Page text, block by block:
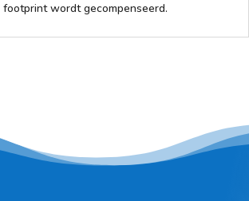
wordt gecompenseerd.